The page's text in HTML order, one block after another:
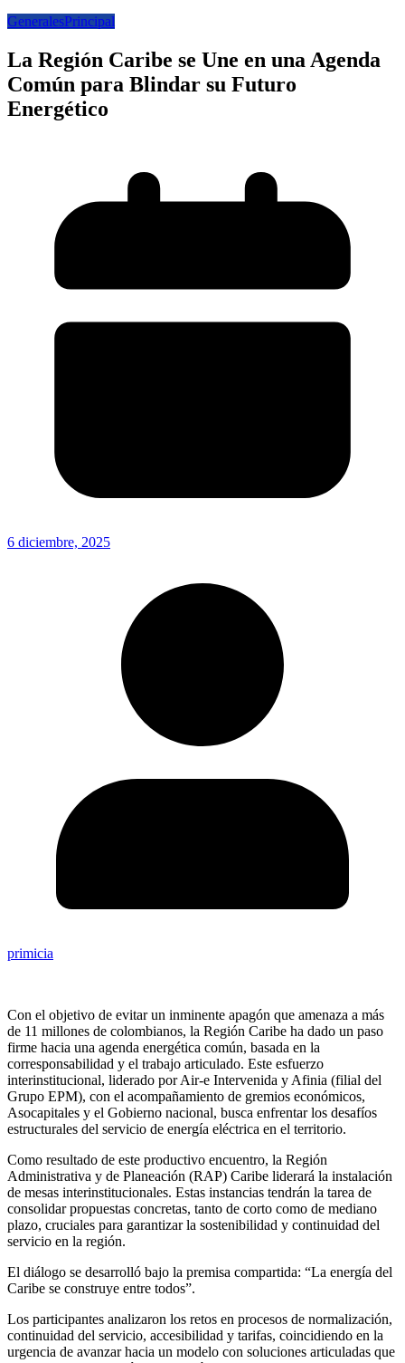
GeneralesPrincipal
La Región Caribe se Une en una Agenda
Común para Blindar su Futuro
Energético
6 diciembre, 2025
primicia
Con el objetivo de evitar un inminente apagón que amenaza a más
de 11 millones de colombianos, la Región Caribe ha dado un paso
firme hacia una agenda energética común, basada en la
corresponsabilidad y el trabajo articulado. Este esfuerzo
interinstitucional, liderado por Air-e Intervenida y Afinia (filial del
Grupo EPM), con el acompañamiento de gremios económicos,
Asocapitales y el Gobierno nacional, busca enfrentar los desafíos
estructurales del servicio de energía eléctrica en el territorio.
Como resultado de este productivo encuentro, la Región
Administrativa y de Planeación (RAP) Caribe liderará la instalación
de mesas interinstitucionales. Estas instancias tendrán la tarea de
consolidar propuestas concretas, tanto de corto como de mediano
plazo, cruciales para garantizar la sostenibilidad y continuidad del
servicio en la región.
El diálogo se desarrolló bajo la premisa compartida: “La energía del
Caribe se construye entre todos”.
Los participantes analizaron los retos en procesos de normalización,
continuidad del servicio, accesibilidad y tarifas, coincidiendo en la
urgencia de avanzar hacia un modelo con soluciones articuladas que